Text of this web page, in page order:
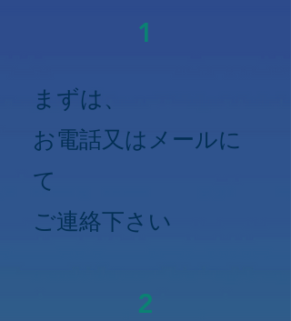
1
まずは、
お電話又はメールに
て
ご連絡下さい
2